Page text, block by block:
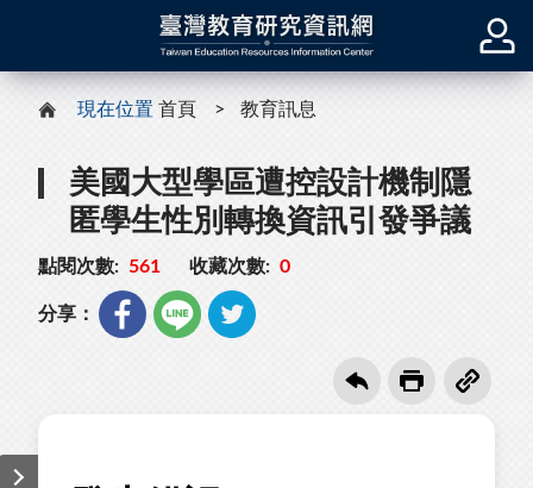
現在位置 首頁 教育訊息
美國大型學區遭控設計機制隱
匿學生性別轉換資訊引發爭議
點閱次數: 561 收藏次數: 0
分享：